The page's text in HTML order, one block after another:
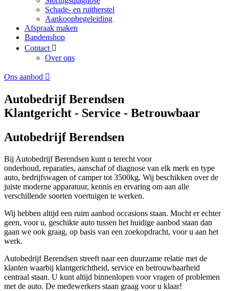
Schade- en ruitherstel
Aankoopbegeleiding
Afspraak maken
Bandenshop
Contact
Over ons
Ons aanbod
Autobedrijf Berendsen
Klantgericht - Service - Betrouwbaar
Autobedrijf Berendsen
Bij Autobedrijf Berendsen kunt u terecht voor
onderhoud, reparaties, aanschaf of diagnose van elk merk en type
auto, bedrijfswagen of camper tot 3500kg. Wij beschikken over de
juiste moderne apparatuur, kennis en ervaring om aan alle
verschillende soorten voertuigen te werken.
Wij hebben altijd een ruim aanbod occasions staan. Mocht er echter
geen, voor u, geschikte auto tussen het huidige aanbod staan dan
gaan we ook graag, op basis van een zoekopdracht, voor u aan het
werk.
Autobedrijf Berendsen streeft naar een duurzame relatie met de
klanten waarbij klantgerichtheid, service en betrouwbaarheid
centraal staan. U kunt altijd binnenlopen voor vragen of problemen
met de auto. De medewerkers staan graag voor u klaar!